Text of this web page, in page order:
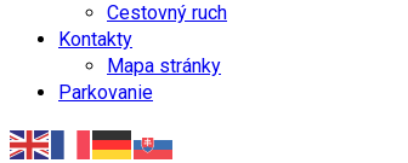
Cestovný ruch
Kontakty
Mapa stránky
Parkovanie